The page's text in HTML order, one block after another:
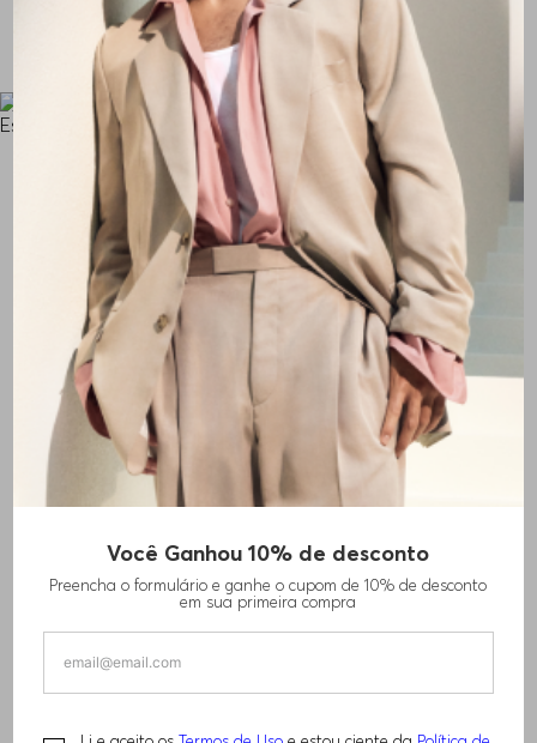
Você Ganhou 10% de desconto
Preencha o formulário e ganhe o cupom de 10% de desconto
em sua primeira compra
PACK DE TRÊS CAMISETAS EM ALGODÃO
COM LOGO ESTAMPADO